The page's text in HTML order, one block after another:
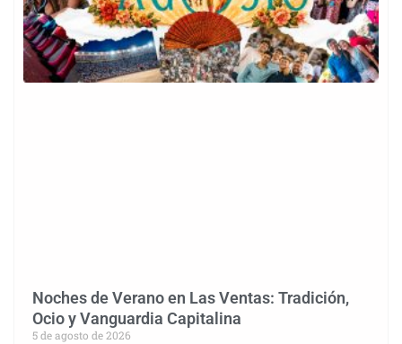
Noches de Verano en Las Ventas: Tradición,
Ocio y Vanguardia Capitalina
5 de agosto de 2026